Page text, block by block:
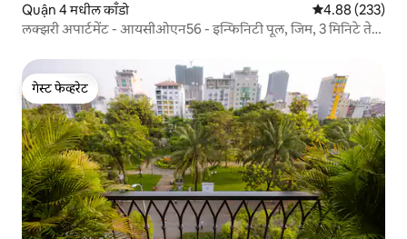
Quận 4 मधील काँडो 5 पैकी 4.88
4.88 (233)
लक्झरी अपार्टमेंट - आयसीओएन56 - इन्फिनिटी पूल, जिम, 3 मिनिटे ते
गेस्ट फेव्हरेट
गेस्ट फेव्हरेट